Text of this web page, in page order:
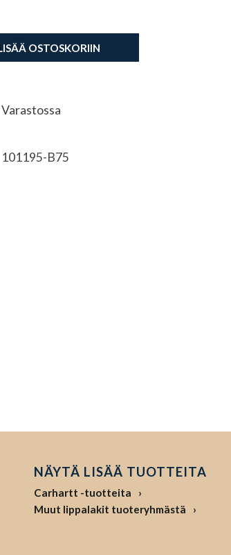
OSTOSKORIIN
Varastossa
101195-B75
NÄYTÄ LISÄÄ TUOTTEITA
Carhartt -tuotteita
Muut lippalakit tuoteryhmästä